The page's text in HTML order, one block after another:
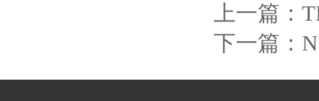
上一篇：
下一篇：